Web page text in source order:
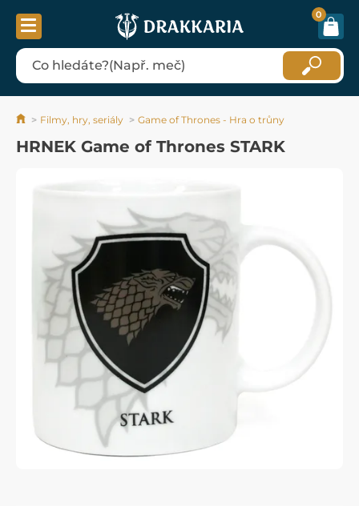
0
Filmy, hry, seriály Game of Thrones - Hra o trůny
HRNEK Game of Thrones STARK